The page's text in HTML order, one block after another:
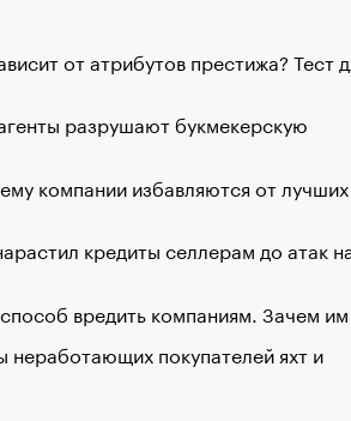
от атрибутов престижа? Тест
разрушают букмекерскую
компании избавляются от лучших
кредиты селлерам до атак
вредить компаниям. Зачем
неработающих покупателей яхт и